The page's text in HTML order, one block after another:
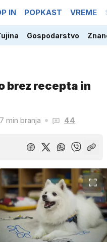
IN POPKAST VREME
Gospodarstvo
brez recepta in
7 min branja 44